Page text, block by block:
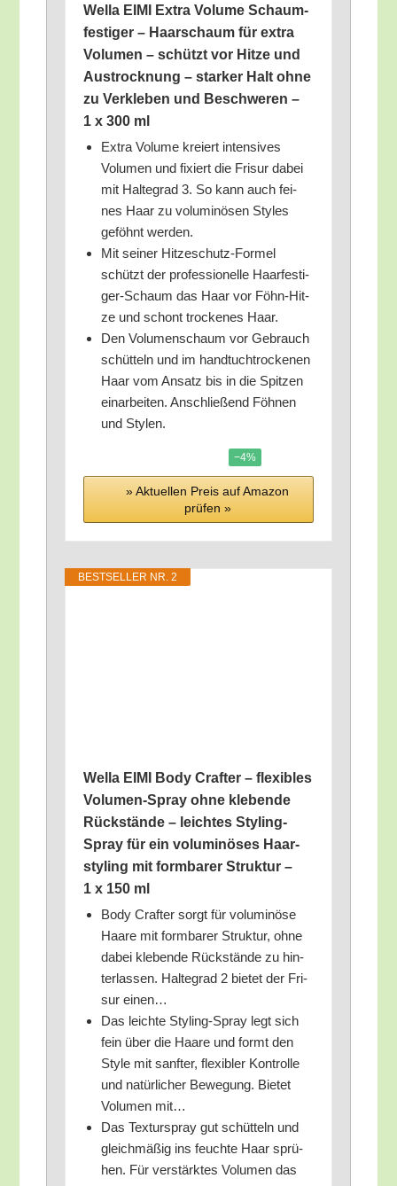
Wel­la EIMI Extra Volu­me Schaum­
fes­ti­ger – Haar­schaum für extra
Volu­men – schützt vor Hit­ze und
Aus­trock­nung – star­ker Halt ohne
zu Ver­kle­ben und Beschwe­ren –
1 x 300 ml
Extra Volu­me kre­iert inten­si­ves
Volu­men und fixiert die Fri­sur dabei
mit Hal­te­grad 3. So kann auch fei­
nes Haar zu volu­mi­nö­sen Styl­es
geföhnt werden.
Mit sei­ner Hit­ze­schutz-For­mel
schützt der pro­fes­sio­nel­le Haar­fes­ti­
ger-Schaum das Haar vor Föhn-Hit­
ze und schont tro­cke­nes Haar.
Den Volu­men­schaum vor Gebrauch
schüt­teln und im hand­tuch­tro­cke­nen
Haar vom Ansatz bis in die Spit­zen
ein­ar­bei­ten. Anschlie­ßend Föh­nen
und Stylen.
−4%
» Aktu­el­len Preis auf Ama­zon
prü­fen »
BEST­SEL­LER NR. 2
Wel­la EIMI Body Craf­ter – fle­xi­bles
Volu­men-Spray ohne kle­ben­de
Rück­stän­de – leich­tes Sty­ling-
Spray für ein volu­mi­nö­ses Haar­
sty­ling mit form­ba­rer Struk­tur –
1 x 150 ml
Body Craf­ter sorgt für volu­mi­nö­se
Haa­re mit form­ba­rer Struk­tur, ohne
dabei kle­ben­de Rück­stän­de zu hin­
ter­las­sen. Hal­te­grad 2 bie­tet der Fri­
sur einen…
Das leich­te Sty­ling-Spray legt sich
fein über die Haa­re und formt den
Style mit sanf­ter, fle­xi­bler Kon­trol­le
und natür­li­cher Bewe­gung. Bie­tet
Volu­men mit…
Das Tex­tur­spray gut schüt­teln und
gleich­mä­ßig ins feuch­te Haar sprü­
hen. Für ver­stärk­tes Volu­men das